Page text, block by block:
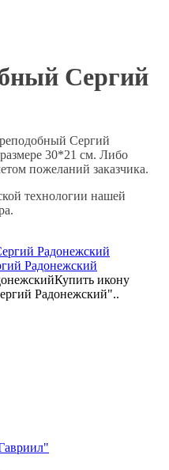
Сергий
Сергий
30*21 см. Либо
пожеланий заказчика.
технологии нашей
Радонежский
икону
Радонежский"..